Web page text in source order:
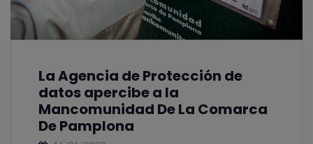
La Agencia de Protección de
datos apercibe a la
Mancomunidad De La Comarca
De Pamplona